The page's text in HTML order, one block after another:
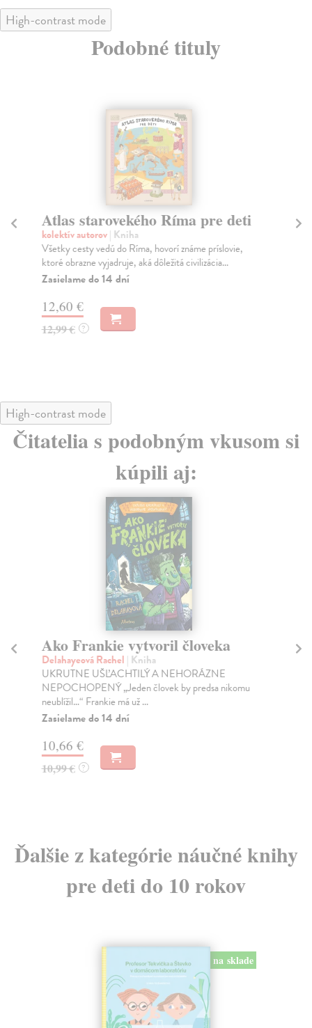
High-contrast mode
Podobné tituly
Atlas starovekého Ríma pre deti
kolektív autorov| Kniha
Všetky cesty vedú do Ríma, hovorí známe príslovie,
ktoré obrazne vyjadruje, aká dôležitá civilizácia...
Zasielame do 14 dní
12,60 €
12,99 € ?
High-contrast mode
Čitatelia s podobným vkusom si
kúpili aj:
Ako Frankie vytvoril človeka
Delahayeová Rachel | Kniha
UKRUTNE UŠĽACHTILÝ A NEHORÁZNE
NEPOCHOPENÝ „Jeden človek by predsa nikomu
neublížil…“ Frankie má už ...
Zasielame do 14 dní
10,66 €
10,99 € ?
Ďalšie z kategórie náučné knihy
pre deti do 10 rokov
na sklade